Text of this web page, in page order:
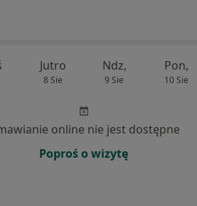
Jutro
8 Sie
Ndz,
9 Sie
Pon,
10 Sie
online nie jest dostępne
Poproś o wizytę